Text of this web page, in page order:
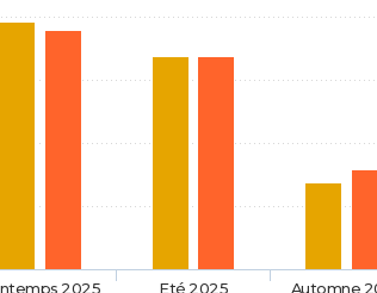
2025 Eté 2025 Automne